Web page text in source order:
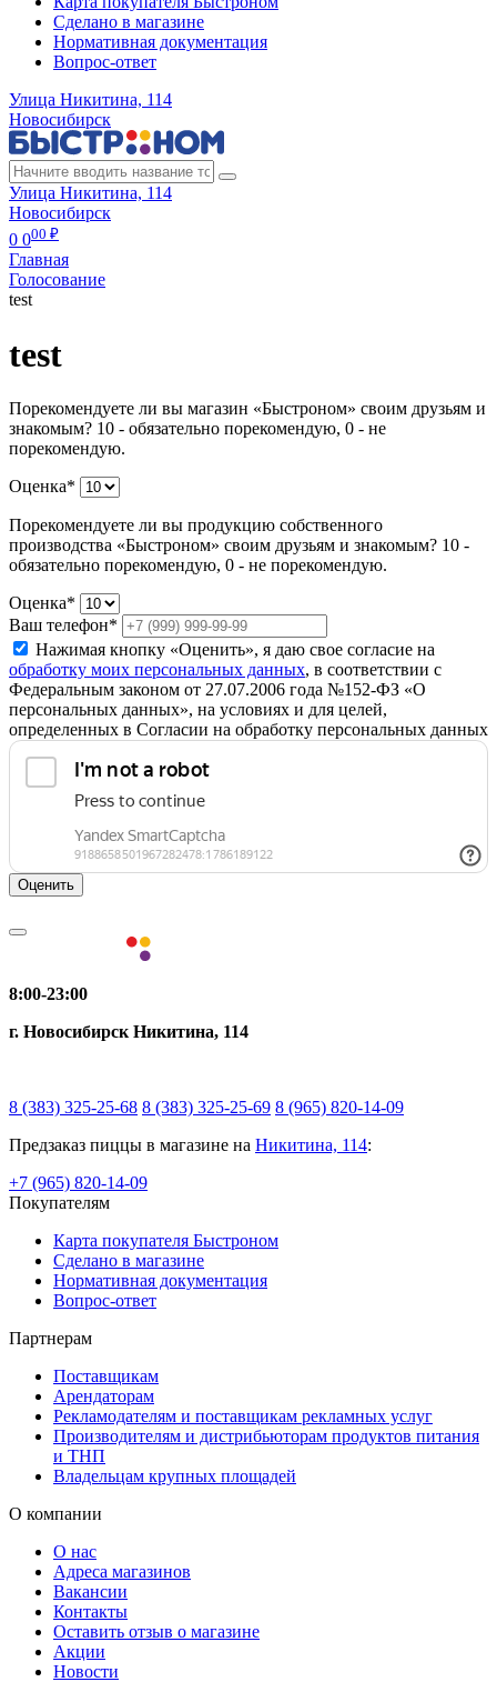
Сделано в магазине
Нормативная документация
Вопрос-ответ
Улица Никитина, 114
Новосибирск
Улица Никитина, 114
Новосибирск
0 000 ₽
Главная
Голосование
test
test
Порекомендуете ли вы магазин «Быстроном» своим друзьям и
знакомым? 10 - обязательно порекомендую, 0 - не
порекомендую.
Оценка*
Порекомендуете ли вы продукцию собственного
производства «Быстроном» своим друзьям и знакомым? 10 -
обязательно порекомендую, 0 - не порекомендую.
Оценка*
Ваш телефон*
Нажимая кнопку «Оценить», я даю свое согласие на
обработку моих персональных данных, в соответствии с
Федеральным законом от 27.07.2006 года №152-ФЗ «О
персональных данных», на условиях и для целей,
определенных в Согласии на обработку персональных данных
Оценить
8:00-23:00
г. Новосибирск Никитина, 114
8 (383) 325-25-68 8 (383) 325-25-69 8 (965) 820-14-09
Предзаказ пиццы в магазине на Никитина, 114:
+7 (965) 820-14-09
Покупателям
Карта покупателя Быстроном
Сделано в магазине
Нормативная документация
Вопрос-ответ
Партнерам
Поставщикам
Арендаторам
Рекламодателям и поставщикам рекламных услуг
Производителям и дистрибьюторам продуктов питания
и ТНП
Владельцам крупных площадей
О компании
О нас
Адреса магазинов
Вакансии
Контакты
Оставить отзыв о магазине
Акции
Новости